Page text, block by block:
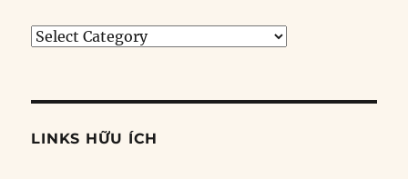
Tìm
đề
LINKS HỮU ÍCH